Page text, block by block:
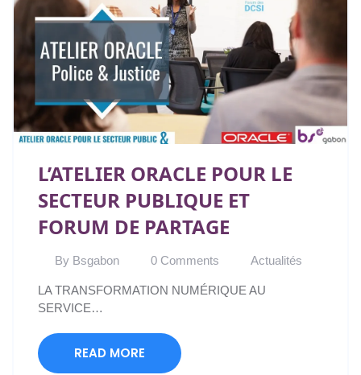
L’ATELIER ORACLE POUR LE
SECTEUR PUBLIQUE ET
FORUM DE PARTAGE
By Bsgabon 0 Comments Actualités
LA TRANSFORMATION NUMÉRIQUE AU
SERVICE…
READ MORE